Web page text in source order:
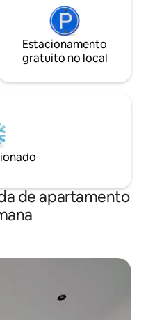
Estacionamento
gratuito no local
de apartamento